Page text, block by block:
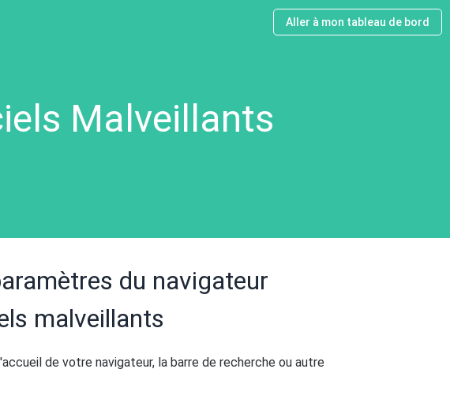
Aller à mon tableau de bord
Malveillants
du navigateur
malveillants
de votre navigateur, la barre de recherche ou autre